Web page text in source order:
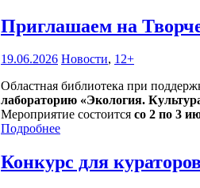
Приглашаем на
19.06.2026 Новости, 12+
Областная библиотека при
лабораторию «Экология.
Мероприятие состоится со 2 по 3
Подробнее
Конкурс для